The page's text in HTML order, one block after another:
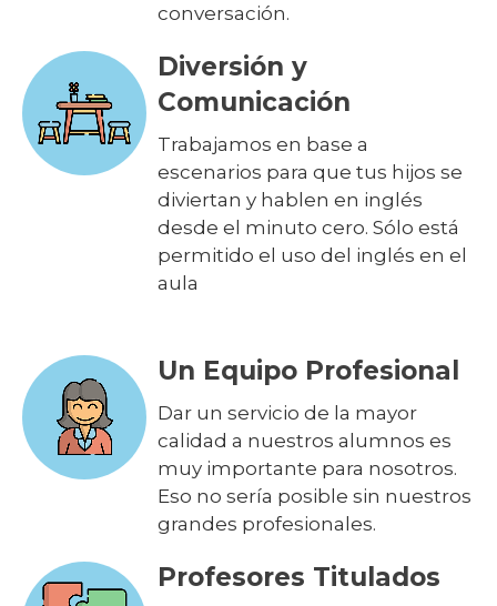
conversación.
Diversión y
Comunicación
Trabajamos en base a
escenarios para que tus hijos se
diviertan y hablen en inglés
desde el minuto cero. Sólo está
permitido el uso del inglés en el
aula
Un Equipo Profesional
Dar un servicio de la mayor
calidad a nuestros alumnos es
muy importante para nosotros.
Eso no sería posible sin nuestros
grandes profesionales.
Profesores Titulados